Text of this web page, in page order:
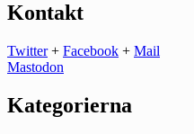
Kontakt
Twitter+ Facebook + Mail
Mastodon
Kategorierna